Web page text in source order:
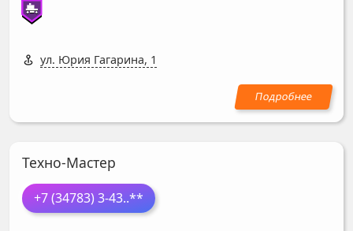
ул. Юрия Гагарина, 1
Техно-Мастер
+7 (34783) 3-43..**